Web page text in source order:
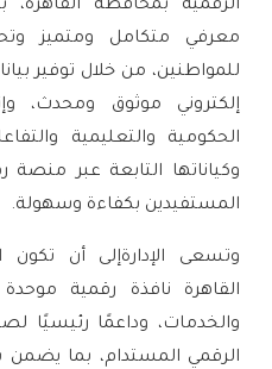
الرقمية بمحافظة
معرفي متكامل ومتميز
للمواطنين، من خلال توفير
إلكتروني موثوق ومحدث،
الحكومية والتعليمية
وكياناتها التابعة عبر منصة
المستفيدين بكفاءة وسهولة.
وتسعى الإدارةإلى أن تكون
القاهرة نافذة رقمية
والخدمات، وداعمًا رئيسيًا
الرقمي المستدام، بما